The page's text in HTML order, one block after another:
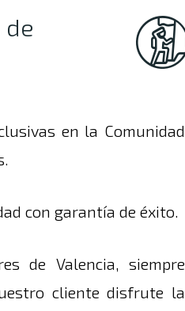
en la Comunidad
con garantía de éxito.
de Valencia, siempre
cliente disfrute la